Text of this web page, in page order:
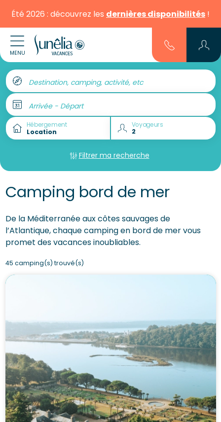
Été 2026 : découvrez les dernières disponibilités !
MENU
Destination, camping, activité, etc
Arrivée - Départ
Hébergement Voyageurs
Filtrer ma recherche
Camping bord de mer
De la Méditerranée aux côtes sauvages de
l’Atlantique, chaque camping en bord de mer vous
promet des vacances inoubliables.
45 camping(s) trouvé(s)